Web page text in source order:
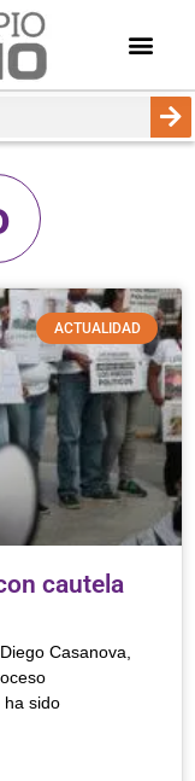
ACTUALIDAD
cautela
Casanova,
ha sido